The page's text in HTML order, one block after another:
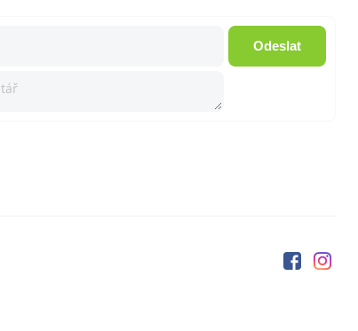
Odeslat